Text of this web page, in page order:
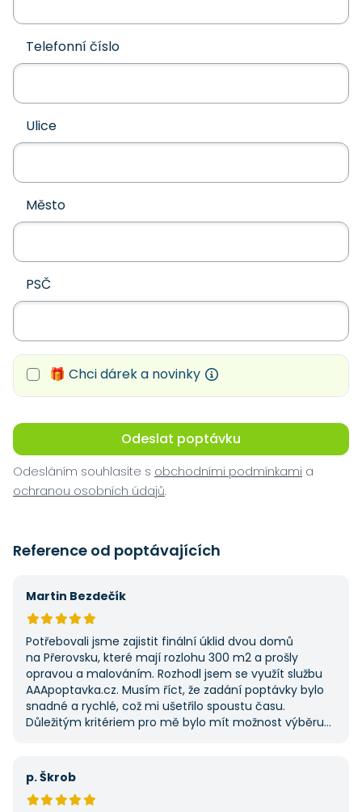
Telefonní číslo
Ulice
Město
PSČ
🎁 Chci dárek a novinky
Odeslat poptávku
Odesláním souhlasíte s obchodními podmínkami a
ochranou osobních údajů.
Reference od poptávajících
Martin Bezdečík
Potřebovali jsme zajistit finální úklid dvou domů
na Přerovsku, které mají rozlohu 300 m2 a prošly
opravou a malováním. Rozhodl jsem se využít službu
AAApoptavka.cz. Musím říct, že zadání poptávky bylo
snadné a rychlé, což mi ušetřilo spoustu času.
Důležitým kritériem pro mě bylo mít možnost výběru
první, ale se službou jsem byl spokojený, protože mi
umožnila najít rychlé řešení. Vše proběhlo v pořádku
a příště jejich službu využiji znovu.
p. Škrob